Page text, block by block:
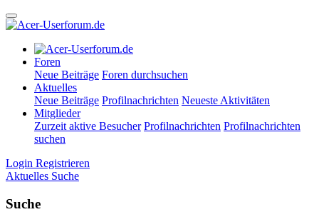
Foren
Neue Beiträge Foren durchsuchen
Aktuelles
Neue Beiträge Profilnachrichten Neueste Aktivitäten
Mitglieder
Zurzeit aktive Besucher Profilnachrichten Profilnachrichten
suchen
Login Registrieren
Aktuelles Suche
Suche